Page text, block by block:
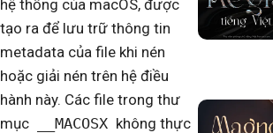
hệ thống của macOS, được
tạo ra để lưu trữ thông tin
metadata của file khi nén
hoặc giải nén trên hệ điều
hành này. Các file trong thư
mục
__MACOSX không thực